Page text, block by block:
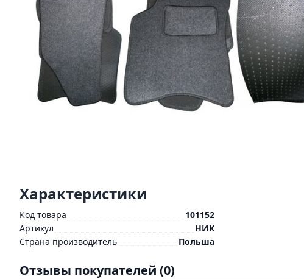
Характеристики
Код товара
101152
Артикул
НИК
Страна производитель
Польша
Отзывы покупателей (0)